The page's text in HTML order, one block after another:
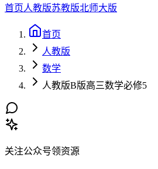
首页人教版苏教版北师大版
首页
人教版
数学
人教版B版高三数学必修5
关注公众号领资源